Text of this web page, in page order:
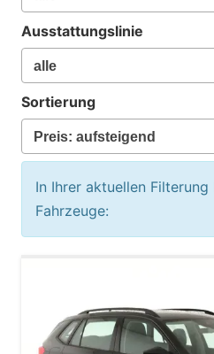
Ausstattungslinie
Sortierung
In Ihrer aktuellen
Fahrzeuge: